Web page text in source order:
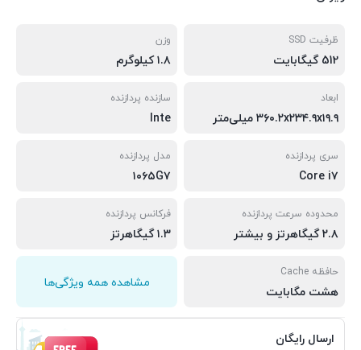
ظرفیت SSD
512 گیگابایت
وزن
۱.۸ کیلوگرم
ابعاد
۳۶۰.۲x۲۳۴.۹x۱۹.۹ میلی‌متر
سازنده پردازنده
Inte
سری پردازنده
Core i۷
مدل پردازنده
۱۰۶۵G۷
محدوده سرعت پردازنده
۲.۸ گیگاهرتز و بیشتر
فرکانس پردازنده
۱.۳ گیگاهرتز
حافظه Cache
هشت مگابایت
مشاهده همه ویژگی‌ها
ارسال رایگان